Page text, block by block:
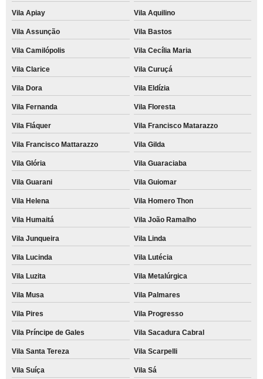
Vila Apiay Vila Aquilino
Vila Assunção Vila Bastos
Vila Camilópolis Vila Cecília Maria
Vila Clarice Vila Curuçá
Vila Dora Vila Eldízia
Vila Fernanda Vila Floresta
Vila Fláquer Vila Francisco Matarazzo
Vila Francisco Mattarazzo Vila Gilda
Vila Glória Vila Guaraciaba
Vila Guarani Vila Guiomar
Vila Helena Vila Homero Thon
Vila Humaitá Vila João Ramalho
Vila Junqueira Vila Linda
Vila Lucinda Vila Lutécia
Vila Luzita Vila Metalúrgica
Vila Musa Vila Palmares
Vila Pires Vila Progresso
Vila Príncipe de Gales Vila Sacadura Cabral
Vila Santa Tereza Vila Scarpelli
Vila Suíça Vila Sá